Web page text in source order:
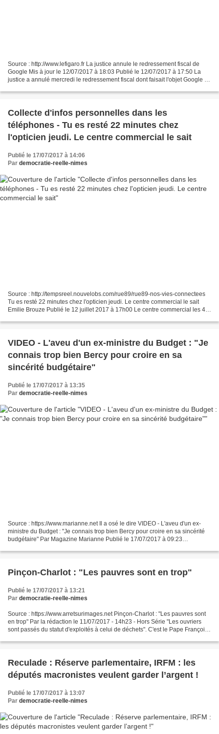
Source : http://www.lefigaro.fr La justice annule le redressement fiscal de
Google Mis à jour le 12/07/2017 à 18:03 Publié le 12/07/2017 à 17:50 La
justice a annulé mercredi le redressement fiscal dont faisait l'objet Google en
Collecte d'infos personnelles dans les
téléphones - Tu es resté 22 minutes chez
l'opticien jeudi. Le centre commercial le sait
Publié le 17/07/2017 à 14:06
Par democratie-reelle-nimes
Source : http://tempsreel.nouvelobs.com/rue89/rue89-nos-vies-connectees
Tu es resté 22 minutes chez l'opticien jeudi. Le centre commercial le sait
Emilie Brouze Publié le 12 juillet 2017 à 17h00 Le centre commercial les 4
VIDEO - L'aveu d'un ex-ministre du Budget : "Je
connais trop bien Bercy pour croire en sa
sincérité budgétaire"
Publié le 17/07/2017 à 13:35
Par democratie-reelle-nimes
Source : https://www.marianne.net Il a osé le dire VIDEO - L'aveu d'un ex-
ministre du Budget : "Je connais trop bien Bercy pour croire en sa sincérité
budgétaire" Par Magazine Marianne Publié le 17/07/2017 à 09:23
Pinçon-Charlot : "Les pauvres sont en trop"
Publié le 17/07/2017 à 13:21
Par democratie-reelle-nimes
Source : https://www.arretsurimages.net Pinçon-Charlot : "Les pauvres sont
en trop" Par la rédaction le 11/07/2017 - 14h23 - Hors Série "Les ouvriers
sont passés du statut d'exploités à celui de déchets". C'est le Pape François
Reculade : Réserve parlementaire, IRFM : les
députés macronistes veulent garder l’argent !
Publié le 17/07/2017 à 13:07
Par democratie-reelle-nimes